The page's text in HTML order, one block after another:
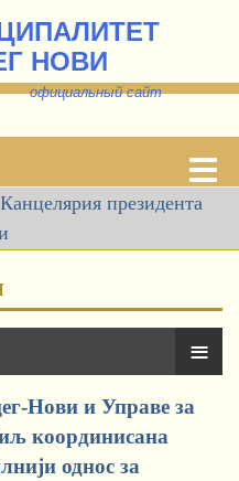
НОВИ
официальный сайт
Канцелярия президента
≡
Нови и Управе за
координисана
однос за